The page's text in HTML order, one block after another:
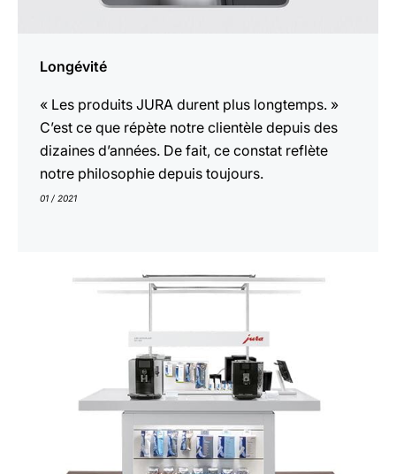
Longévité
« Les produits JURA durent plus longtemps. »
C’est ce que répète notre clientèle depuis des
dizaines d’années. De fait, ce constat reflète
notre philosophie depuis toujours.
01 / 2021